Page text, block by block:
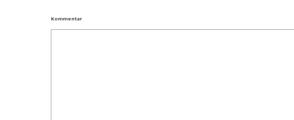
Kommentar